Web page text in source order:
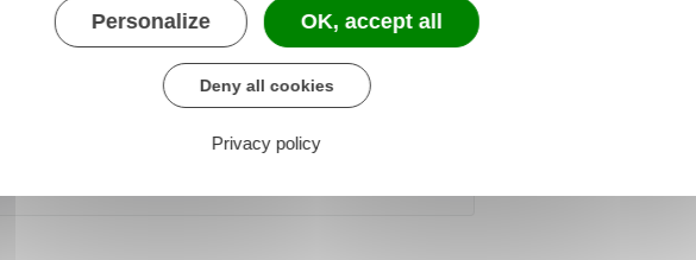
considérée comme rejetée.
Personalize OK, accept all
Deny all cookies
Privacy policy